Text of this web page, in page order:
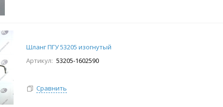
Шланг ПГУ 53205 изогнутый
Артикул: 53205-1602590
Сравнить